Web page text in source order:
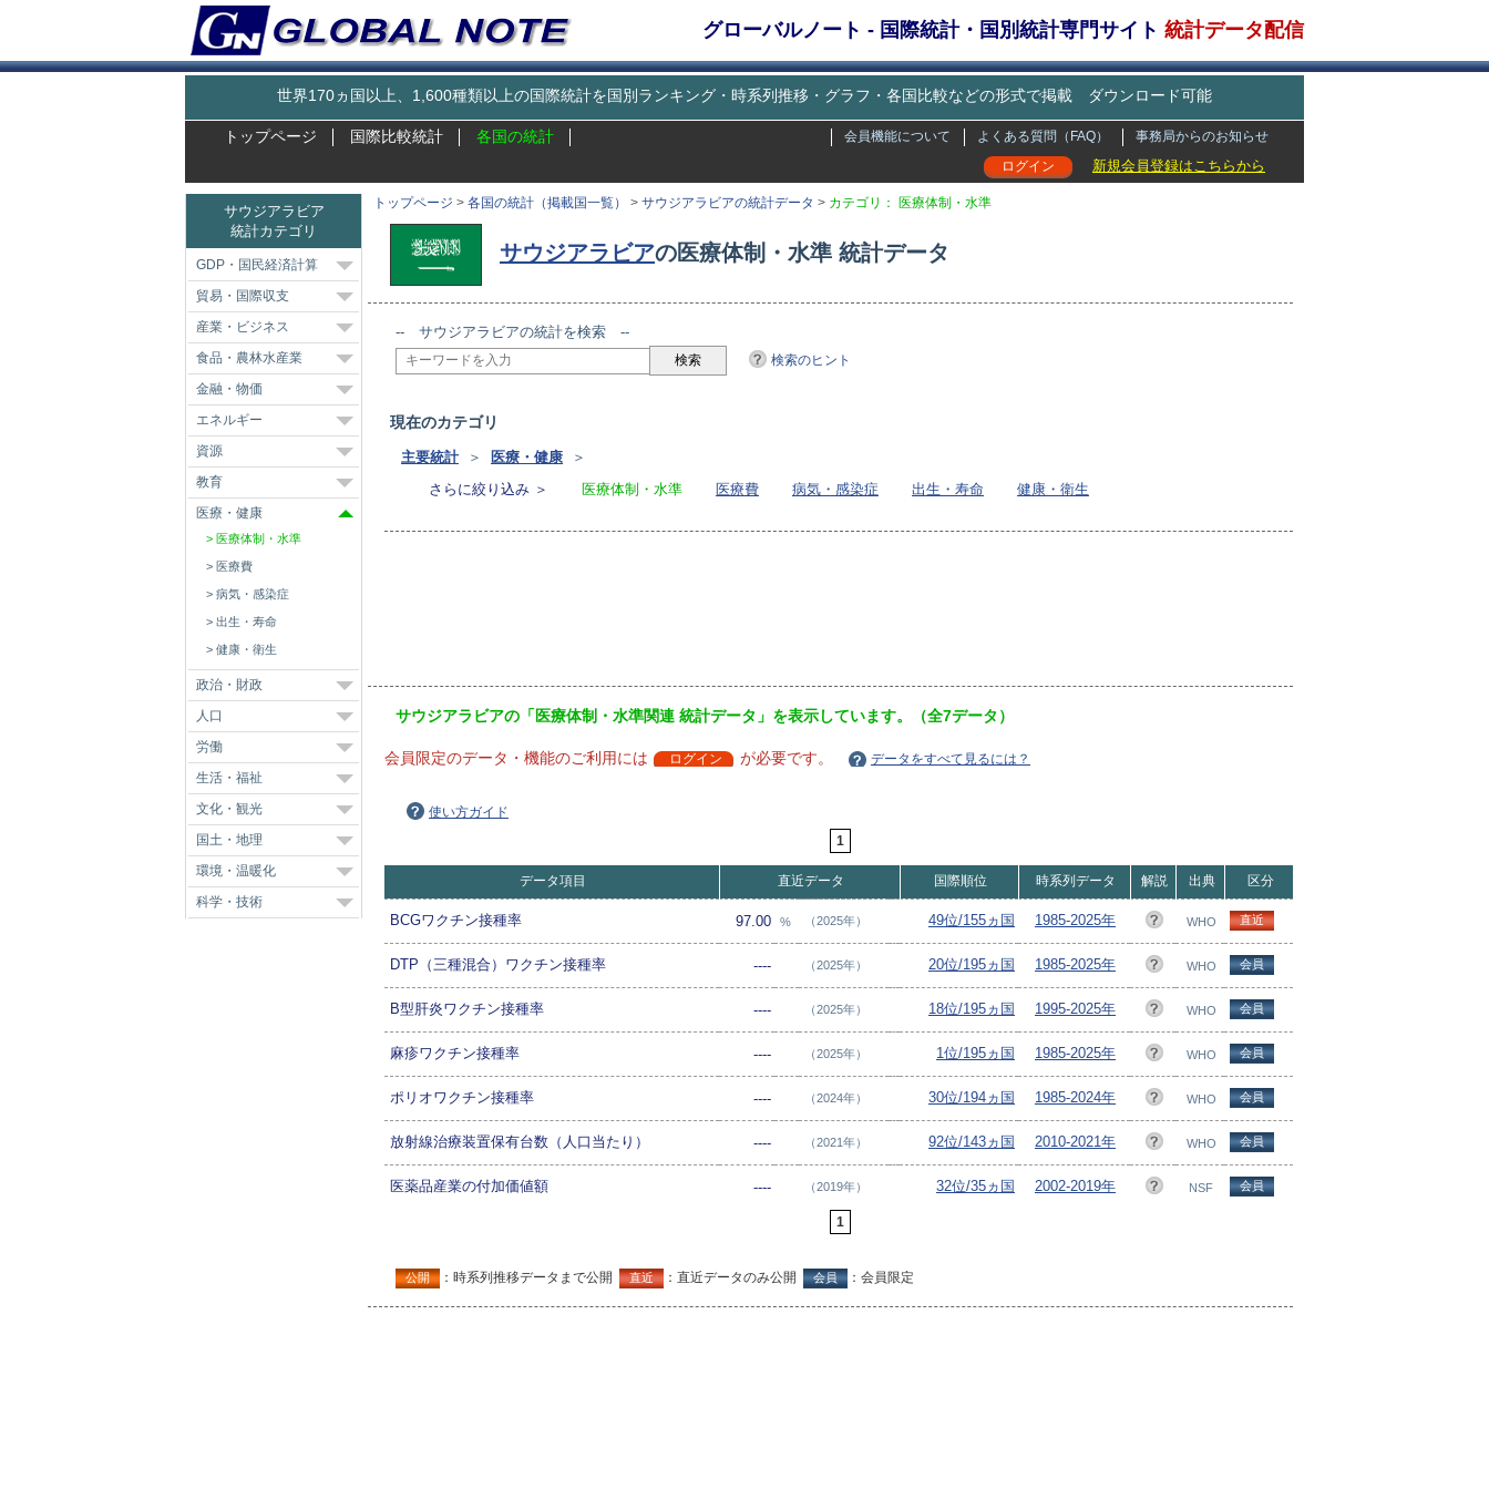
グローバルノート - 国際統計・国別統計専門サイト 統計データ配信
世界170ヵ国以上、1,600種類以上の国際統計を国別ランキング・時系列推移・グラフ・各国比較などの形式で掲載 ダウンロード可能
トップページ 国際比較統計 各国の統計 事務局からのお知らせ
よくある質問（FAQ）
会員機能について
新規会員登録はこちらから
ログイン
トップページ > 各国の統計（掲載国一覧） > サウジアラビアの統計データ > カテゴリ： 医療体制・水準
サウジアラビアの医療体制・水準 統計データ
-- サウジアラビアの統計を検索 --
検索のヒント
現在のカテゴリ
主要統計＞ 医療・健康 ＞
さらに絞り込み ＞
医療体制・水準 医療費 病気・感染症 出生・寿命 健康・衛生
サウジアラビアの「医療体制・水準関連 統計データ」を表示しています。（全7データ）
会員限定のデータ・機能のご利用には ログイン が必要です。 データをすべて見るには？
使い方ガイド
1
データ項目 直近データ 国際順位 時系列データ 解説 出典 区分
BCGワクチン接種率 97.00 % （2025年） 49位/155ヵ国 1985-2025年 WHO 直近
DTP（三種混合）ワクチン接種率 ---- （2025年） 20位/195ヵ国 1985-2025年 WHO 会員
B型肝炎ワクチン接種率 ---- （2025年） 18位/195ヵ国 1995-2025年 WHO 会員
麻疹ワクチン接種率 ---- （2025年） 1位/195ヵ国 1985-2025年 WHO 会員
ポリオワクチン接種率 ---- （2024年） 30位/194ヵ国 1985-2024年 WHO 会員
放射線治療装置保有台数（人口当たり） ---- （2021年） 92位/143ヵ国 2010-2021年 WHO 会員
医薬品産業の付加価値額 ---- （2019年） 32位/35ヵ国 2002-2019年 NSF 会員
1
公開 ：時系列推移データまで公開 直近 ：直近データのみ公開 会員 ：会員限定
サウジアラビア
統計カテゴリ
GDP・国民経済計算
貿易・国際収支
産業・ビジネス
食品・農林水産業
金融・物価
エネルギー
資源
教育
医療・健康
医療体制・水準
医療費
病気・感染症
出生・寿命
健康・衛生
政治・財政
人口
労働
生活・福祉
文化・観光
国土・地理
環境・温暖化
科学・技術